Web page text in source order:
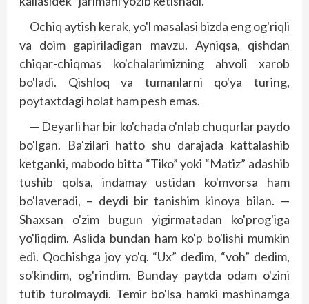
Ochiq aytish kerak, yo'l masalasi bizda eng og'riqli
va doim gapiriladigan mavzu. Ayniqsa, qishdan
chiqar-chiqmas ko'chalarimizning ahvoli xarob
bo'ladi. Qishloq va tumanlarni qo'ya turing,
poytaxtdagi holat ham pesh emas.
— Deyarli har bir ko'chada o'nlab chuqurlar paydo
bo'lgan. Ba'zilari hatto shu darajada kattalashib
ketganki, mabodo bitta “Tiko” yoki “Matiz” adashib
tushib qolsa, indamay ustidan ko'mvorsa ham
bo'laveradi, – deydi bir tanishim kinoya bilan. —
Shaxsan o'zim bugun yigirmatadan ko'prog'iga
yo'liqdim. Aslida bundan ham ko'p bo'lishi mumkin
edi. Qochishga joy yo'q. “Ux” dedim, “voh” dedim,
so'kindim, og'rindim. Bunday paytda odam o'zini
tutib turolmaydi. Temir bo'lsa hamki mashinamga